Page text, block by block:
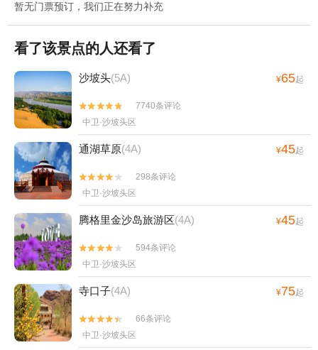
暂无门票预订，我们正在努力补充
看了该景点的人还看了
沙坡头(5A) ¥65起


7740条评论
中卫·沙坡头区
通湖草原(4A) ¥45起


298条评论
中卫·沙坡头区
腾格里金沙岛旅游区(4A) ¥45起


594条评论
中卫·沙坡头区
寺口子(4A) ¥75起


66条评论
中卫·沙坡头区